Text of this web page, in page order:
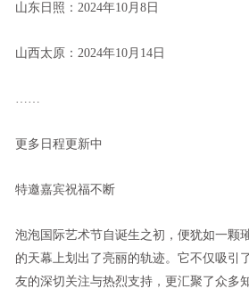
山东日照：2024年10月8日
山西太原：2024年10月14日
……
更多日程更新中
特邀嘉宾祝福不断
泡泡国际艺术节自诞生之初，便犹如一颗
的天幕上划出了亮丽的轨迹。它不仅吸引
友的深切关注与热烈支持，更汇聚了众多